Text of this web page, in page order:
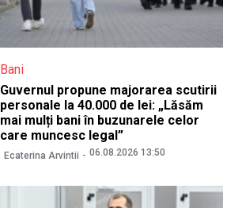
Bani
Guvernul propune majorarea scutirii
personale la 40.000 de lei: „Lăsăm
mai mulți bani în buzunarele celor
care muncesc legal”
Ecaterina Arvintii 06.08.2026 13:50